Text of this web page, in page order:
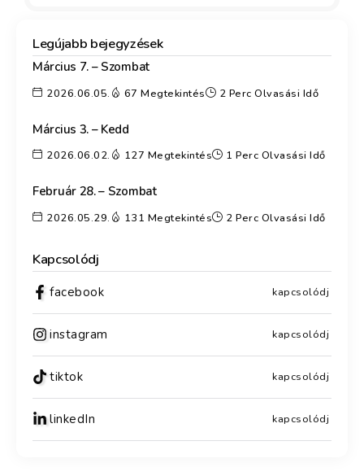
Legújabb bejegyzések
Március 7. – Szombat
2026.06.05. 67 Megtekintés 2 Perc Olvasási Idő
Március 3. – Kedd
2026.06.02. 127 Megtekintés 1 Perc Olvasási Idő
Február 28. – Szombat
2026.05.29. 131 Megtekintés 2 Perc Olvasási Idő
Kapcsolódj
facebook kapcsolódj
instagram kapcsolódj
tiktok kapcsolódj
linkedIn kapcsolódj